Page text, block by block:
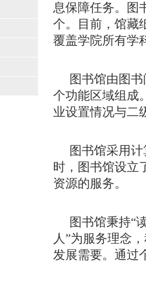
息保障任务。图
个。目前，馆藏
覆盖学院所有学
图书馆由图
个功能区域组成
业设置情况与二
图书馆采用
时，图书馆设立
资源的服务。
图书馆秉持“
人”为服务理念
发展需要。通过